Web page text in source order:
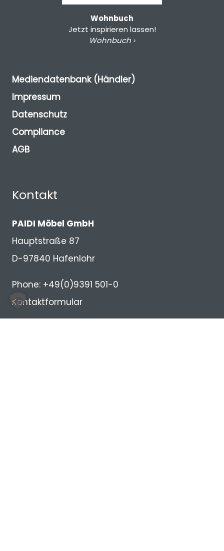
Wohnbuch
Jetzt inspirieren lassen!
Wohnbuch ›
Mediendatenbank (Händler)
Impressum
Datenschutz
Compliance
AGB
Kontakt
PAIDI Möbel GmbH
Hauptstraße 87
D-97840 Hafenlohr
Phone: +49(0)9391 501-0
Kontaktformular